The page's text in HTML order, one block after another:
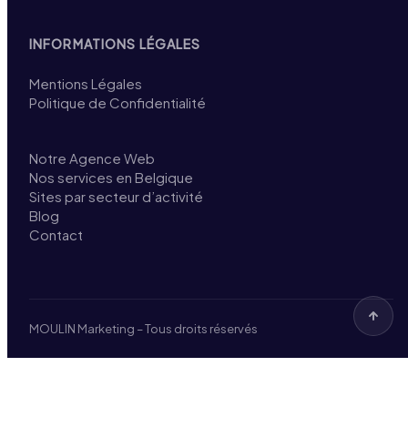
INFORMATIONS LÉGALES
Mentions Légales
Politique de Confidentialité
Notre Agence Web
Nos services en Belgique
Sites par secteur d’activité
Blog
Contact
MOULIN Marketing – Tous droits réservés